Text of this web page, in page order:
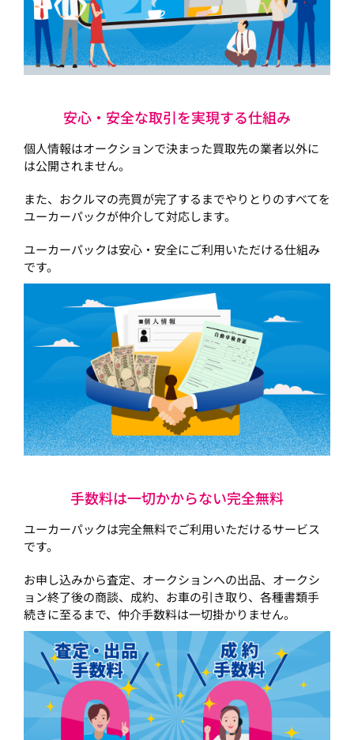
安心・安全な取引を実現する仕組み
個人情報はオークションで決まった買取先の業者以外に
は公開されません。
また、おクルマの売買が完了するまでやりとりのすべてを
ユーカーパックが仲介して対応します。
ユーカーパックは安心・安全にご利用いただける仕組み
です。
手数料は一切かからない完全無料
ユーカーパックは完全無料でご利用いただけるサービス
です。
お申し込みから査定、オークションへの出品、オークシ
ョン終了後の商談、成約、お車の引き取り、各種書類手
続きに至るまで、仲介手数料は一切掛かりません。